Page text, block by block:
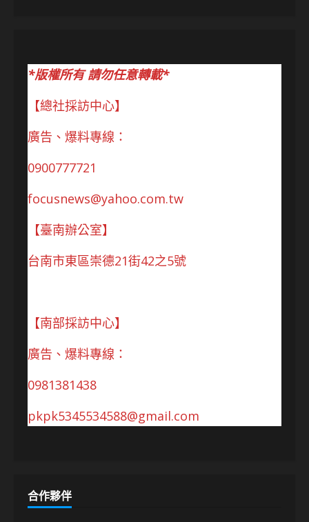
*版權所有 請勿任意轉載*
【總社採訪中心】
廣告、爆料專線：
0900777721
focusnews@yahoo.com.tw
【臺南辦公室】
台南市東區崇德21街42之5號
【南部採訪中心】
廣告、爆料專線：
0981381438
pkpk5345534588@gmail.com
合作夥伴